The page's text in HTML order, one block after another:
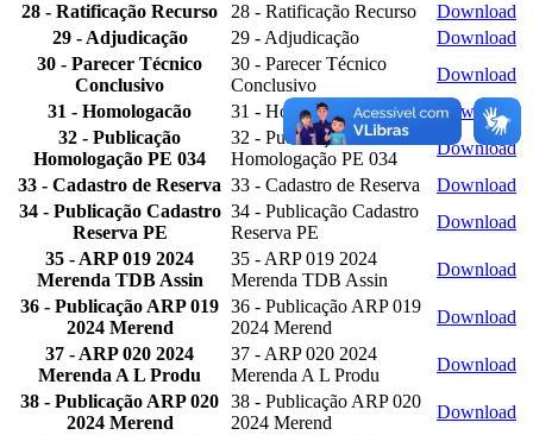
28 - Ratificação Recurso
28 - Ratificação Recurso
Download
29 - Adjudicação
29 - Adjudicação
Download
30 - Parecer Técnico
Conclusivo
30 - Parecer Técnico
Conclusivo
Download
31 - Homologacão
31 - Homologacão
Download
32 - Publicação
Homologação PE 034
32 - Publicação
Homologação PE 034
Download
33 - Cadastro de Reserva 33 - Cadastro de Reserva
Download
34 - Publicação Cadastro
Reserva PE
34 - Publicação Cadastro
Reserva PE
Download
35 - ARP 019 2024
Merenda TDB Assin
35 - ARP 019 2024
Merenda TDB Assin
Download
36 - Publicação ARP 019
2024 Merend
36 - Publicação ARP 019
2024 Merend
Download
37 - ARP 020 2024
Merenda A L Produ
37 - ARP 020 2024
Merenda A L Produ
Download
38 - Publicação ARP 020
2024 Merend
38 - Publicação ARP 020
2024 Merend
Download